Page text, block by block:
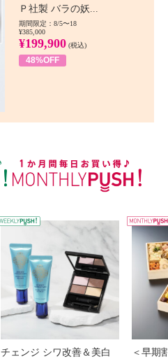
Ｐ社製 バラの妖...
期間限定：8/5〜18
¥385,000
¥199,900 (税込)
48%OFF
WEEKLY PUSH
チェンジ シワ改善＆美白
＜早期